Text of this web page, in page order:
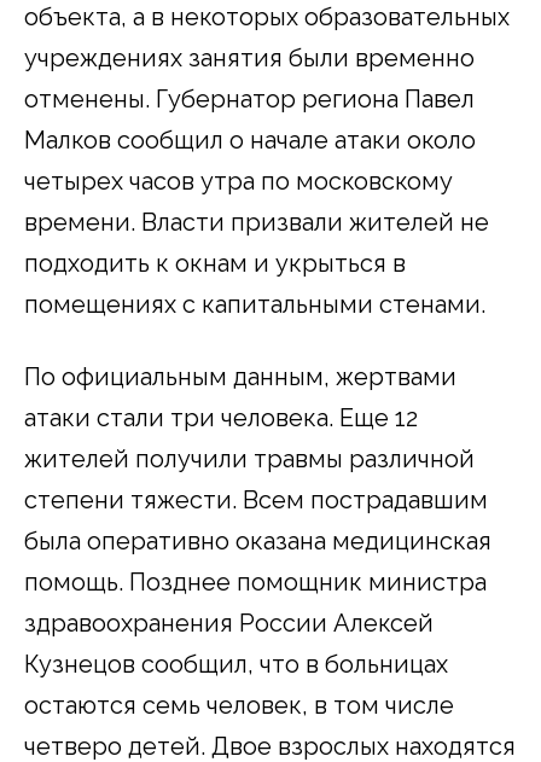
объекта, а в некоторых образовательных
учреждениях занятия были временно
отменены. Губернатор региона Павел
Малков сообщил о начале атаки около
четырех часов утра по московскому
времени. Власти призвали жителей не
подходить к окнам и укрыться в
помещениях с капитальными стенами.
По официальным данным, жертвами
атаки стали три человека. Еще 12
жителей получили травмы различной
степени тяжести. Всем пострадавшим
была оперативно оказана медицинская
помощь. Позднее помощник министра
здравоохранения России Алексей
Кузнецов сообщил, что в больницах
остаются семь человек, в том числе
четверо детей. Двое взрослых находятся